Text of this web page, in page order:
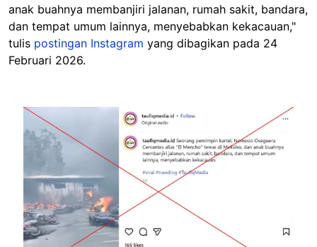
anak buahnya membanjiri jalanan, rumah sakit, bandara,
dan tempat umum lainnya, menyebabkan kekacauan,"
tulis postingan Instagram yang dibagikan pada 24
Februari 2026.
Image